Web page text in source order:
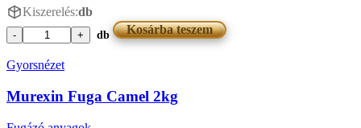
Kiszerelés:db
Murexin
Bazalt
mennyiség
db Kosárba teszem
Gyorsnézet
Murexin Fuga Camel 2kg